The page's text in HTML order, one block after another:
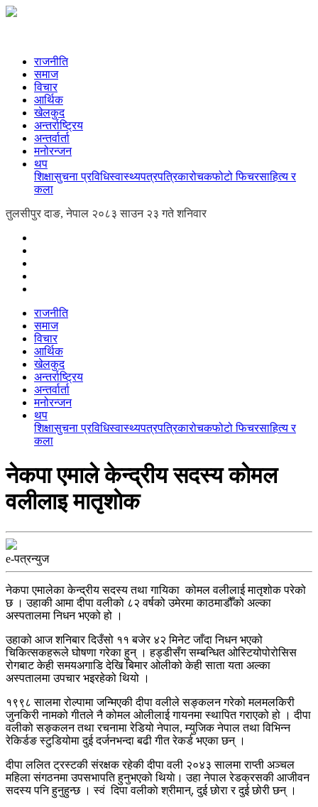
राजनीति
समाज
विचार
आर्थिक
खेलकुद
अन्तर्राष्ट्रिय
अन्तर्वार्ता
मनोरन्जन
थप
शिक्षासुचना प्रविधिस्वास्थ्यपत्रपत्रिकारोचकफोटो फिचरसाहित्य र
कला
तुलसीपुर दाङ, नेपाल २०८३ साउन २३ गते शनिवार
राजनीति
समाज
विचार
आर्थिक
खेलकुद
अन्तर्राष्ट्रिय
अन्तर्वार्ता
मनोरन्जन
थप
शिक्षासुचना प्रविधिस्वास्थ्यपत्रपत्रिकारोचकफोटो फिचरसाहित्य र
कला
नेकपा एमाले केन्द्रीय सदस्य काेमल
वलीलाइ मातृशाेक
e-पत्रन्युज
नेकपा एमालेका केन्द्रीय सदस्य तथा गायिका कोमल वलीलाई मातृशोक परेको
छ । उहाकी आमा दीपा वलीको ८२ वर्षको उमेरमा काठमाडौँको अल्का
अस्पतालमा निधन भएको हो ।
उहाको आज शनिबार दिउँसो ११ बजेर ४२ मिनेट जाँदा निधन भएको
चिकित्सकहरूले घोषणा गरेका हुन् । हड्डीसँग सम्बन्धित ओस्टियोपोरोसिस
रोगबाट केही समयअगाडि देखि बिमार ओलीको केही साता यता अल्का
अस्पतालमा उपचार भइरहेको थियो ।
१९९८ सालमा रोल्पामा जन्मिएकी दीपा वलीले सङ्कलन गरेको मलमलकिरी
जुनकिरी नामको गीतले नै कोमल ओलीलाई गायनमा स्थापित गराएको हो । दीपा
वलीको सङ्कलन तथा रचनामा रेडियो नेपाल, म्युजिक नेपाल तथा विभिन्न
रेकिर्डङ स्टुडियोमा दुई दर्जनभन्दा बढी गीत रेकर्ड भएका छन् ।
दीपा ललित ट्रस्टकी संरक्षक रहेकी दीपा वली २०४३ सालमा राप्ती अञ्चल
महिला संगठनमा उपसभापति हुनुभएको थियाे। उहा नेपाल रेडक्रसकी आजीवन
सदस्य पनि हुनुहुन्छ । स्वं दिपा वलीकाे श्रीमान्, दुई छोरा र दुई छोरी छन् ।